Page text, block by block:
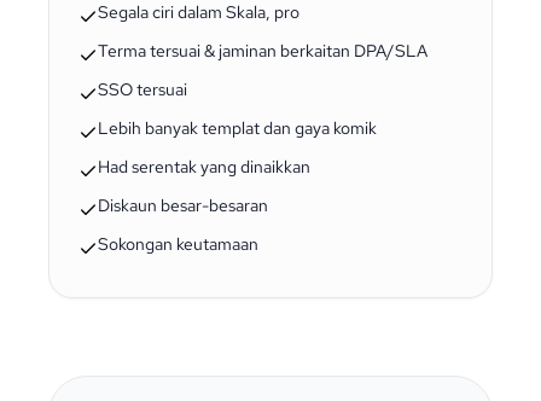
Segala ciri dalam Skala, pro
Terma tersuai & jaminan berkaitan DPA/SLA
SSO tersuai
Lebih banyak templat dan gaya komik
Had serentak yang dinaikkan
Diskaun besar-besaran
Sokongan keutamaan